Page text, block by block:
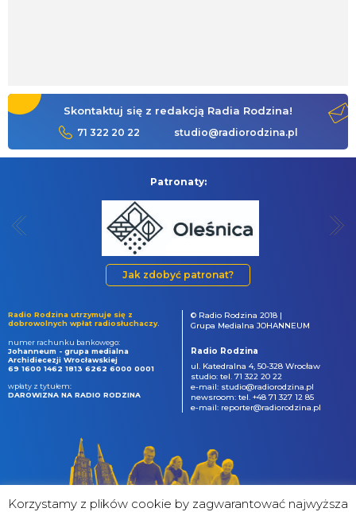
Skontaktuj się z redakcją Radia Rodzina!
71 322 20 22 studio@radiorodzina.pl
Patronaty:
Jak zdobyć patronat?
Radio Rodzina utrzymuje się z
dobrowolnych wpłat radiosłuchaczy.
numer rachunku bankowego:
Johanneum - grupa medialna
Archidiecezji Wrocławskiej
69 1600 1462 1813 6262 6000 0001
wpłaty z tytułem:
DAROWIZNA NA RADIO RODZINA
© Radio Rodzina 2018 |
Grupa Medialna JOHANNEUM
Radio Rodzina
ul. Katedralna 4, 50-328 Wrocław
studio: tel. 71 322 20 22
e-mail: studio@radiorodzina.pl
newsroom: tel. +48 71 327 12 85
e-mail: reporter@radiorodzina.pl
Korzystamy z plików cookie by zagwarantować najwyższa